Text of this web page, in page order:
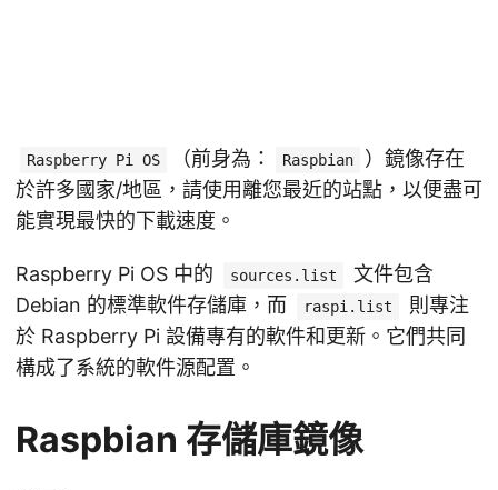
Raspberry Pi OS （前身為： Raspbian
）鏡像存在
於許多國家/地區，請使用離您最近的站點，以便盡可
能實現最快的下載速度。
Raspberry Pi OS 中的 sources.list
文件包含
Debian 的標準軟件存儲庫，而
raspi.list
則專注
於 Raspberry Pi 設備專有的軟件和更新。它們共同
構成了系統的軟件源配置。
Raspbian 存儲庫鏡像